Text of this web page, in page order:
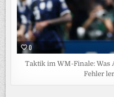
0
Taktik im WM-Finale: Was
Fehler